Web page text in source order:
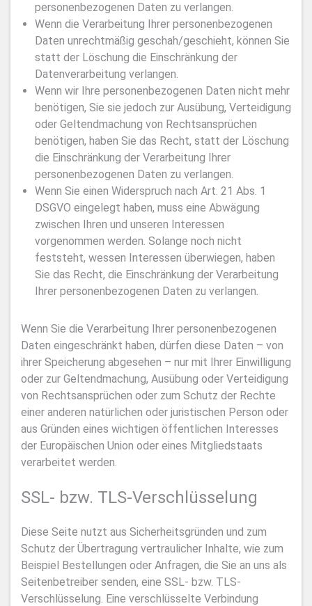
personenbezogenen Daten zu verlangen.
Wenn die Verarbeitung Ihrer personenbezogenen
Daten unrechtmäßig geschah/geschieht, können Sie
statt der Löschung die Einschränkung der
Datenverarbeitung verlangen.
Wenn wir Ihre personenbezogenen Daten nicht mehr
benötigen, Sie sie jedoch zur Ausübung, Verteidigung
oder Geltendmachung von Rechtsansprüchen
benötigen, haben Sie das Recht, statt der Löschung
die Einschränkung der Verarbeitung Ihrer
personenbezogenen Daten zu verlangen.
Wenn Sie einen Widerspruch nach Art. 21 Abs. 1
DSGVO eingelegt haben, muss eine Abwägung
zwischen Ihren und unseren Interessen
vorgenommen werden. Solange noch nicht
feststeht, wessen Interessen überwiegen, haben
Sie das Recht, die Einschränkung der Verarbeitung
Ihrer personenbezogenen Daten zu verlangen.
Wenn Sie die Verarbeitung Ihrer personenbezogenen
Daten eingeschränkt haben, dürfen diese Daten – von
ihrer Speicherung abgesehen – nur mit Ihrer Einwilligung
oder zur Geltendmachung, Ausübung oder Verteidigung
von Rechtsansprüchen oder zum Schutz der Rechte
einer anderen natürlichen oder juristischen Person oder
aus Gründen eines wichtigen öffentlichen Interesses
der Europäischen Union oder eines Mitgliedstaats
verarbeitet werden.
SSL- bzw. TLS-Verschlüsselung
Diese Seite nutzt aus Sicherheitsgründen und zum
Schutz der Übertragung vertraulicher Inhalte, wie zum
Beispiel Bestellungen oder Anfragen, die Sie an uns als
Seitenbetreiber senden, eine SSL- bzw. TLS-
Verschlüsselung. Eine verschlüsselte Verbindung